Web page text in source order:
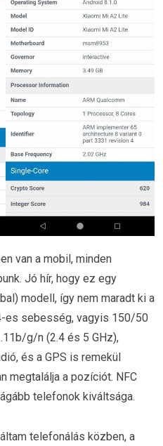
van a mobil, minden
Jó hír, hogy ez egy
modell, így nem maradt ki a
es sebesség, vagyis 150/50
g/n (2.4 és 5 GHz),
és a GPS is remekül
megtalálja a pozíciót. NFC
telefonok kiváltsága.
telefonálás közben, a